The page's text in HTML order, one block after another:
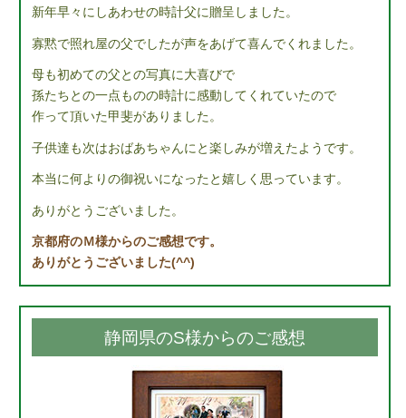
新年早々にしあわせの時計父に贈呈しました。
寡黙で照れ屋の父でしたが声をあげて喜んでくれました。
母も初めての父との写真に大喜びで
孫たちとの一点ものの時計に感動してくれていたので
作って頂いた甲斐がありました。
子供達も次はおばあちゃんにと楽しみが増えたようです。
本当に何よりの御祝いになったと嬉しく思っています。
ありがとうございました。
京都府のＭ様からのご感想です。
ありがとうございました(^^)
静岡県のS様からのご感想